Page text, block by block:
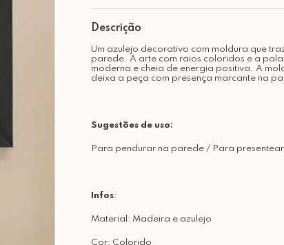
Descrição
Um azulejo decorativo com moldura que
parede. A arte com raios coloridos e a
moderna e cheia de energia positiva. A
deixa a peça com presença marcante na
Sugestões de uso:
Para pendurar na parede / Para
Infos:
Material: Madeira e azulejo
Cor: Colorido